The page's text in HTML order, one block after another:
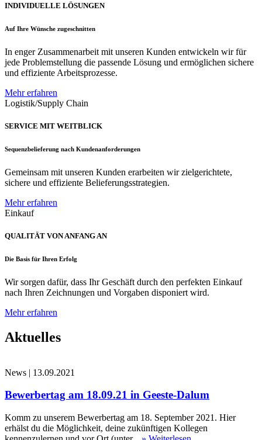
INDIVIDUELLE LÖSUNGEN
Auf Ihre Wünsche zugeschnitten
In enger Zusammenarbeit mit unseren Kunden entwickeln wir für
jede Problemstellung die passende Lösung und ermöglichen sichere
und effiziente Arbeitsprozesse.
Mehr erfahren
Logistik/Supply Chain
SERVICE MIT WEITBLICK
Sequenzbelieferung nach Kundenanforderungen
Gemeinsam mit unseren Kunden erarbeiten wir zielgerichtete,
sichere und effiziente Belieferungsstrategien.
Mehr erfahren
Einkauf
QUALITÄT VON ANFANG AN
Die Basis für Ihren Erfolg
Wir sorgen dafür, dass Ihr Geschäft durch den perfekten Einkauf
nach Ihren Zeichnungen und Vorgaben disponiert wird.
Mehr erfahren
Aktuelles
News | 13.09.2021
Bewerbertag am 18.09.21 in Geeste-Dalum
Komm zu unserem Bewerbertag am 18. September 2021. Hier
erhälst du die Möglichkeit, deine zukünftigen Kollegen